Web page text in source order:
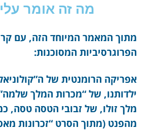
מה זה אומר
מתוך המאמר המיוחד הזה, עם
הפרוגרסיביות המסוכנות:
אפריקה הרומנטית של
ילדותנו, של “מכרות המלך
מלך זולו, של זבובי הטסה טסה,